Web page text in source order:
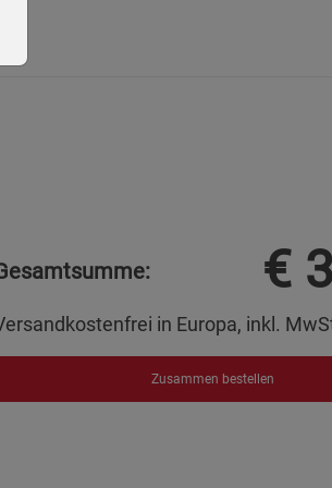
€
in Europa, inkl.
Zusammen bestellen